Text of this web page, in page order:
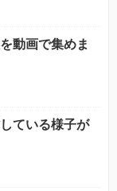
動画で集めま
ている様子が